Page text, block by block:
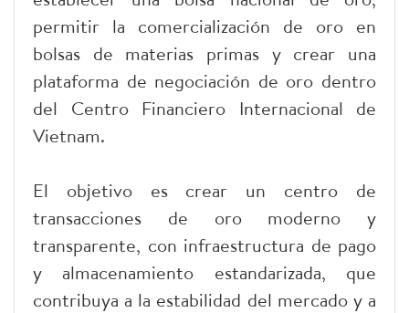
permitir la comercialización de oro en
bolsas de materias primas y crear una
plataforma de negociación de oro dentro
del Centro Financiero Internacional de
Vietnam.
El objetivo es crear un centro de
transacciones de oro moderno y
transparente, con infraestructura de pago
y almacenamiento estandarizada, que
contribuya a la estabilidad del mercado y a